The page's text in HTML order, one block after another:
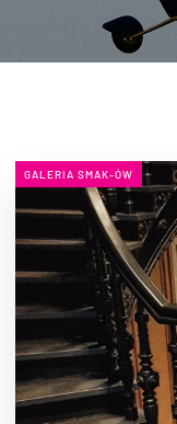
GALERIA SMAK-ÓW